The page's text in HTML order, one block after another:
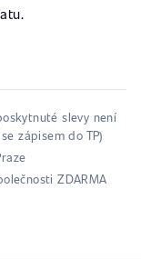
slevy není
zápisem do TP)
ZDARMA